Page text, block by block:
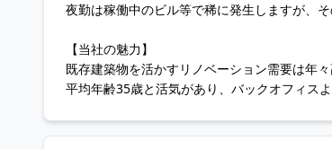
夜勤は稼働中のビル等で稀に発生しますが、
【当社の魅力】
既存建築物を活かすリノベーション需要は年
平均年齢35歳と活気があり、バックオフィス